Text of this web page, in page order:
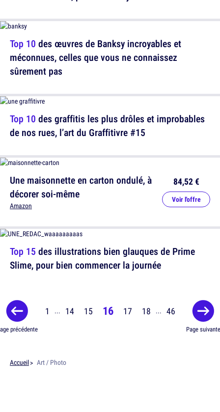
Top 10 des graffitis les plus drôles et improbables
de nos rues, l’art du Graffitivre #15
Top 15 des illustrations bien glauques de Prime
Slime, pour bien commencer la journée
Top 10 des œuvres de Banksy incroyables et
méconnues, celles que vous ne connaissez
sûrement pas
Une maisonnette en carton ondulé, à
décorer soi-même
Amazon
84,52 €
Voir l'offre
précédente
1 ... 14 15 16 17 18 ... 46
Page suivante
Accueil Art / Photo